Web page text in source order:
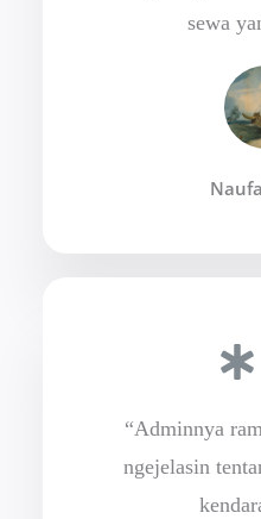
sewa
“Adminnya
ngejelasin